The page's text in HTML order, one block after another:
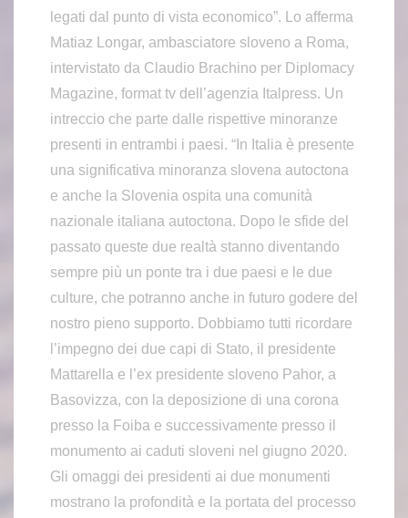
legati dal punto di vista economico”. Lo afferma
Matiaz Longar, ambasciatore sloveno a Roma,
intervistato da Claudio Brachino per Diplomacy
Magazine, format tv dell’agenzia Italpress. Un
intreccio che parte dalle rispettive minoranze
presenti in entrambi i paesi. “In Italia è presente
una significativa minoranza slovena autoctona
e anche la Slovenia ospita una comunità
nazionale italiana autoctona. Dopo le sfide del
passato queste due realtà stanno diventando
sempre più un ponte tra i due paesi e le due
culture, che potranno anche in futuro godere del
nostro pieno supporto. Dobbiamo tutti ricordare
l’impegno dei due capi di Stato, il presidente
Mattarella e l’ex presidente sloveno Pahor, a
Basovizza, con la deposizione di una corona
presso la Foiba e successivamente presso il
monumento ai caduti sloveni nel giugno 2020.
Gli omaggi dei presidenti ai due monumenti
mostrano la profondità e la portata del processo